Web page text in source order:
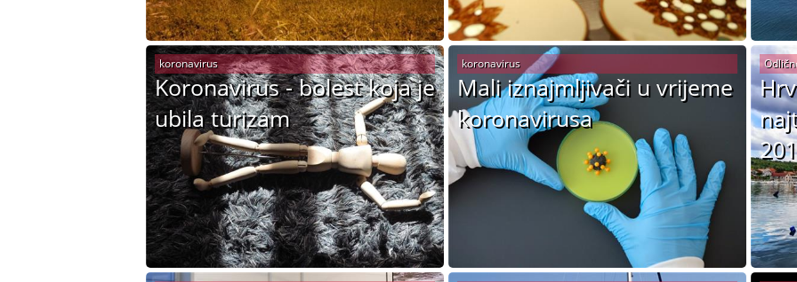
Koronavirus - bolest koja je
ubila turizam
koronavirus
Mali iznajmljivači u vrijeme
koronavirusa
koronavirus